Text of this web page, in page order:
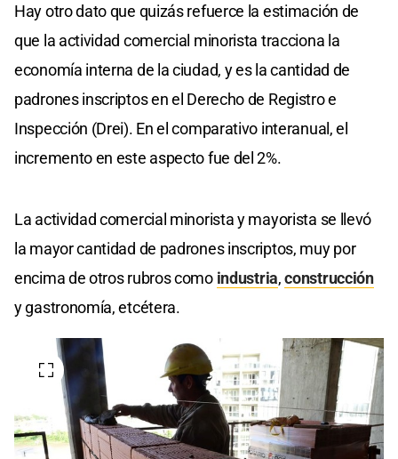
Hay otro dato que quizás refuerce la estimación de
que la actividad comercial minorista tracciona la
economía interna de la ciudad, y es la cantidad de
padrones inscriptos en el Derecho de Registro e
Inspección (Drei). En el comparativo interanual, el
incremento en este aspecto fue del 2%.
La actividad comercial minorista y mayorista se llevó
la mayor cantidad de padrones inscriptos, muy por
encima de otros rubros como industria,construcción
y gastronomía, etcétera.